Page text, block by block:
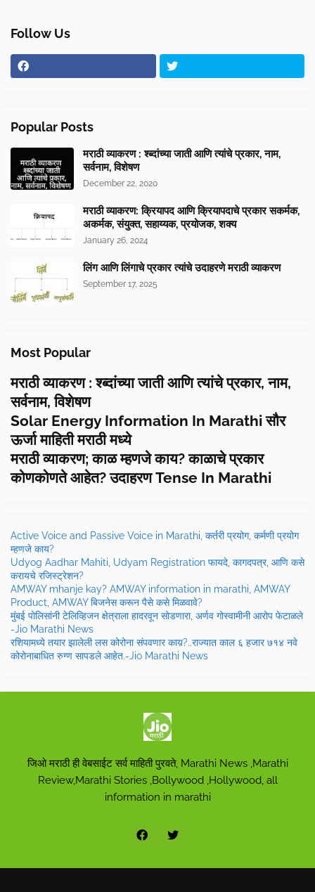
Follow Us
Popular Posts
मराठी व्याकरण : श्ब्दांच्या जाती आणि त्यांचे प्रकार, नाम,
सर्वनाम, विशेषण
December 22, 2020
मराठी व्याकरण: क्रियापद आणि क्रियापदाचे प्रकार सकर्मक,
अकर्मक, संयुक्त, सहाय्यक, प्रयोजक, शक्य
January 26, 2024
लिंग आणि लिंगाचे प्रकार त्यांचे उदाहरणे मराठी व्याकरण
September 17, 2025
Most Popular
मराठी व्याकरण : श्ब्दांच्या जाती आणि त्यांचे प्रकार, नाम,
सर्वनाम, विशेषण
Solar Energy Information In Marathi सौर
ऊर्जा माहिती मराठी मध्ये
मराठी व्याकरण; काळ म्हणजे काय? काळाचे प्रकार
कोणकोणते आहेत? उदाहरण Tense In Marathi
Active Voice and Passive Voice in Marathi, कर्तरी प्रयोग, कर्मणी प्रयोग
म्हणजे काय?
Udyog Aadhar Mahiti, Udyam Registration फायदे, कागदपत्र, आणि कसे
करायचे रजिस्ट्रेशन?
AMWAY mhanje kay? AMWAY information in marathi, AMWAY
Product, AMWAY बिजनेस करून पैसे कसे मिळवावे?
मुंबई पोलिसांनी टेलिव्हिजन क्षेत्राला हादरवून सोडणारा, अर्णव गोस्वामीनी आरोप फेटाळले
-Jio Marathi News
रशियामध्ये तयार झालेली लस कोरोना संपवणार काय़?..राज्यात काल ६ हजार ७१४ नवे
कोरोनाबाधित रुग्ण सापडले आहेत.-Jio Marathi News
जिओ मराठी ही वेबसाईट सर्व माहिती पुरवते, Marathi News ,Marathi
Review,Marathi Stories ,Bollywood ,Hollywood, all
information in marathi